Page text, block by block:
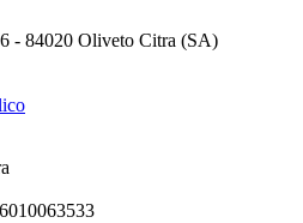
- 84020 Oliveto Citra (SA)